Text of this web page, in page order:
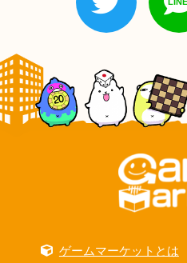
ゲームマーケットとは